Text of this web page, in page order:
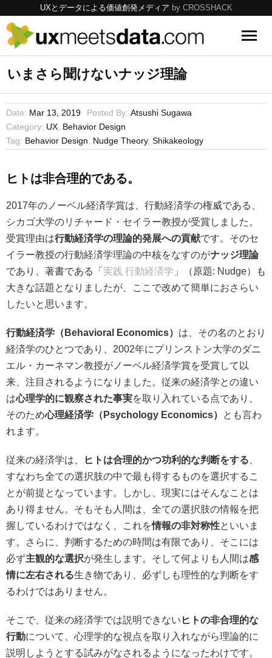
UXとデータによる価値創発メディア by CROSSHACK
UX
Data
Tools
いまさら聞けないナッジ理論
Date: Mar 13, 2019 Posted By: Atsushi Sugawa
Category: UX Behavior Design
Tag: Behavior Design Nudge Theory, Shikakeology
ヒトは非合理的である。
2017年のノーベル経済学賞は、行動経済学の権威である、
シカゴ大学のリチャード・セイラー教授が受賞しました。
受賞理由は行動経済学の理論的発展への貢献です。そのセ
イラー教授の行動経済学理論の中核をなすのがナッジ理論
であり、著書である「 実践 行動経済学 」（原題: Nudge）も
大きな話題となりましたが、ここで改めて簡単におさらい
したいと思います。
行動経済学（Behavioral Economics） は、その名のとおり
経済学のひとつであり、2002年にプリンストン大学のダニ
エル・カーネマン教授がノーベル経済学賞を受賞して以
来、注目されるようになりました。従来の経済学との違い
は心理学的に観察された事実を取り入れている点であり、
そのため心理経済学（Psychology Economics）
とも言わ
れます。
従来の経済学は、 ヒトは合理的かつ功利的な判断をする
すなわち全ての選択肢の中で最も得するものを選択するこ
とが前提となっています。しかし、現実にはそんなことは
あり得ません。そもそも人間は、全ての選択肢の情報を把
握しているわけではなく、これを情報の非対称性といいま
す。さらに、判断するための時間は有限であり、そこには
必ず主観的な選択が発生します。そして何よりも人間は感
情に左右される生き物であり、必ずしも理性的な判断をす
るわけではありません。
そこで、従来の経済学では説明できない ヒトの非合理的な
行動について、心理学的な視点を取り入れながら理論的に
説明しようとする試みがなされるようになったわけです。